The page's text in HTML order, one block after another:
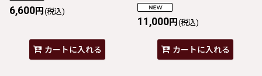
6,600円 (税込)
カートに入れる
11,000円 (税込)
カートに入れる